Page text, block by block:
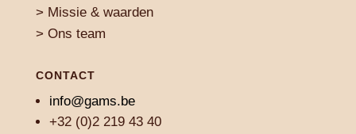
> Missie & waarden
> Ons team
CONTACT
info@gams.be
+32 (0)2 219 43 40